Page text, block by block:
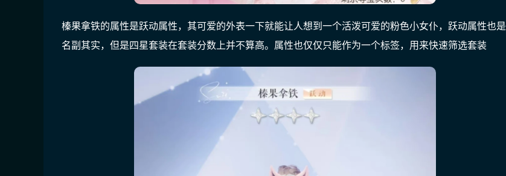
榛果拿铁的属性是跃动属性，其可爱的外表一下就能让人想到一个活泼可爱的粉色小女仆，跃动属性也是
名副其实，但是四星套装在套装分数上并不算高。属性也仅仅只能作为一个标签，用来快速筛选套装